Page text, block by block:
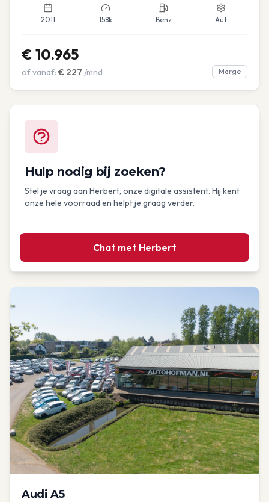
2011 158k Benz Aut
€ 10.965
of vanaf: € 227 /mnd Marge
Hulp nodig bij zoeken?
Stel je vraag aan Herbert, onze digitale assistent. Hij kent
onze hele voorraad en helpt je graag verder.
Chat met Herbert
Audi A5